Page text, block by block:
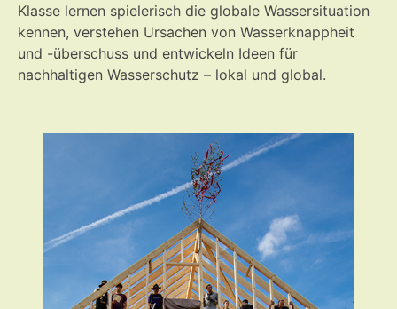
Klasse lernen spielerisch die globale Wassersituation
kennen, verstehen Ursachen von Wasserknappheit
und -überschuss und entwickeln Ideen für
nachhaltigen Wasserschutz – lokal und global.